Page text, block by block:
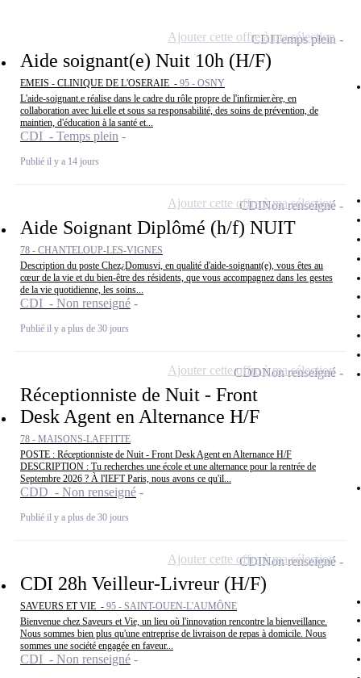
Aide soignant(e) Nuit 10h (H/F)
EMEIS - CLINIQUE DE L'OSERAIE - 95 - OSNY
L'aide-soignant.e réalise dans le cadre du rôle propre de l'infirmier.ère, en
collaboration avec lui.elle et sous sa responsabilité, des soins de prévention, de
maintien, d'éducation à la santé et...
CDI - Temps plein
Publié il y a 14 jours
CDITemps plein
Ajouter cette offre à ma sélection
Aide Soignant Diplômé (h/f) NUIT
78 - CHANTELOUP-LES-VIGNES
Description du poste Chez¿Domusvi, en qualité d'aide-soignant(e), vous êtes au
cœur de la vie et du bien-être des résidents, que vous accompagnez dans les gestes
de la vie quotidienne, les soins...
CDI - Non renseigné
Publié il y a plus de 30 jours
CDINon renseigné
Ajouter cette offre à ma sélection
Réceptionniste de Nuit - Front
Desk Agent en Alternance H/F
78 - MAISONS-LAFFITTE
POSTE : Réceptionniste de Nuit - Front Desk Agent en Alternance H/F
DESCRIPTION : Tu recherches une école et une alternance pour la rentrée de
Septembre 2026 ? À l'IEFT Paris, nous avons ce qu'il...
CDD - Non renseigné
Publié il y a plus de 30 jours
CDDNon renseigné
Ajouter cette offre à ma sélection
CDI 28h Veilleur-Livreur (H/F)
SAVEURS ET VIE - 95 - SAINT-OUEN-L'AUMÔNE
Bienvenue chez Saveurs et Vie, un lieu où l'innovation rencontre la bienveillance.
Nous sommes bien plus qu'une entreprise de livraison de repas à domicile. Nous
sommes une société engagée en faveur...
CDI - Non renseigné
CDINon renseigné
Ajouter cette offre à ma sélection